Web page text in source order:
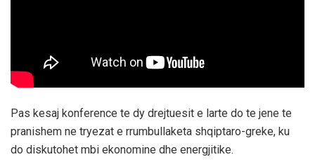
Pas kesaj konference te dy drejtuesit e larte do te jene te
pranishem ne tryezat e rrumbullaketa shqiptaro-greke, ku
do diskutohet mbi ekonomine dhe energjitike.